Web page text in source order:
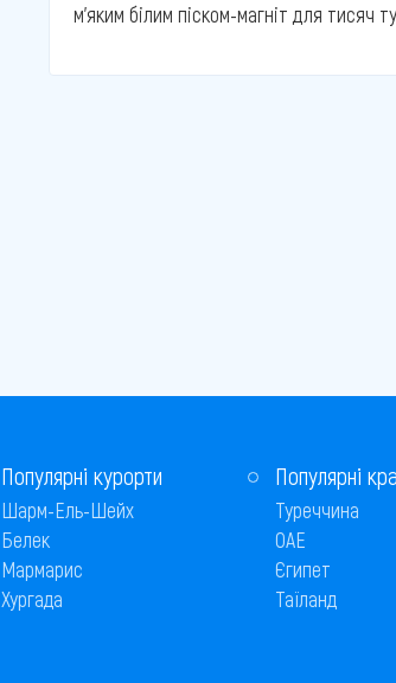
м'яким білим піском-магніт для тисяч
Популярні курорти
Шарм-Ель-Шейх
Белек
Мармарис
Хургада
Популярні
Туреччина
ОАЕ
Єгипет
Таїланд